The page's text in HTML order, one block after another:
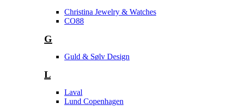
Christina Jewelry & Watches
CO88
G
Guld & Sølv Design
L
Laval
Lund Copenhagen